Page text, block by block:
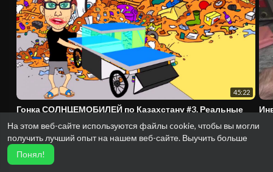
На этом веб-сайте используются файлы cookie, чтобы вы могли
получить лучший опыт на нашем веб-сайте. Выучить больше
Понял!
45:22
Гонка СОЛНЦЕМОБИЛЕЙ по Казахстану #3. Реальные
izmailinvertor
3 Просмотры ·1 месяц тому назад